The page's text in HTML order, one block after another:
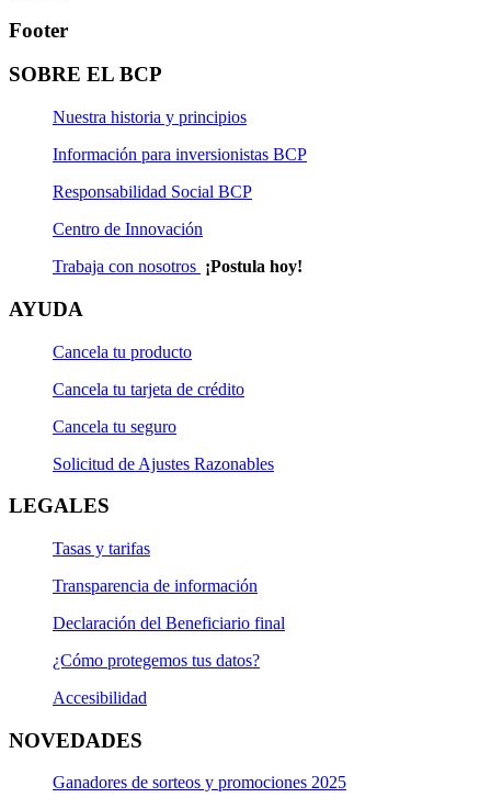
Footer
SOBRE EL BCP
Nuestra historia y principios
Información para inversionistas BCP
Responsabilidad Social BCP
Centro de Innovación
Trabaja con nosotros ¡Postula hoy!
AYUDA
Cancela tu producto
Cancela tu tarjeta de crédito
Cancela tu seguro
Solicitud de Ajustes Razonables
LEGALES
Tasas y tarifas
Transparencia de información
Declaración del Beneficiario final
¿Cómo protegemos tus datos?
Accesibilidad
NOVEDADES
Ganadores de sorteos y promociones 2025